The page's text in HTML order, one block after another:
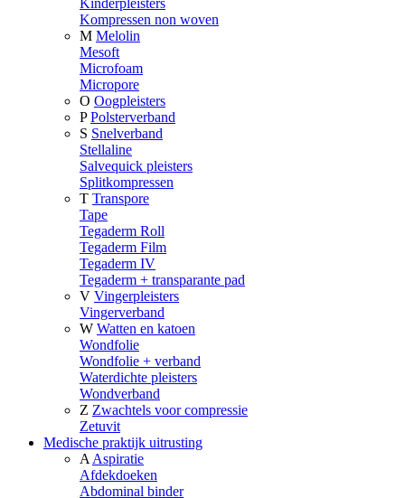
Kinderpleisters
Kompressen non woven
M Melolin
Mesoft
Microfoam
Micropore
O Oogpleisters
P Polsterverband
S Snelverband
Stellaline
Salvequick pleisters
Splitkompressen
T Transpore
Tape
Tegaderm Roll
Tegaderm Film
Tegaderm IV
Tegaderm + transparante pad
V Vingerpleisters
Vingerverband
W Watten en katoen
Wondfolie
Wondfolie + verband
Waterdichte pleisters
Wondverband
Z Zwachtels voor compressie
Zetuvit
Medische praktijk uitrusting
A Aspiratie
Afdekdoeken
Abdominal binder